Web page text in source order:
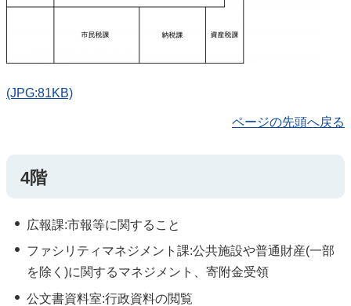
(JPG:81KB)
ページの先頭へ戻る
4階
広報課:市報等に関すること
ファシリティマネジメント課:公共施設や普通財産(一部
を除く)に関するマネジメント、寄附金受領
公文書資料室:行政資料の閲覧